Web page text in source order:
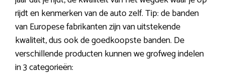
rijdt en kenmerken van de auto zelf. Tip: de banden
van Europese fabrikanten zijn van uitstekende
kwaliteit, dus ook de goedkoopste banden. De
verschillende producten kunnen we grofweg indelen
in 3 categorieën: